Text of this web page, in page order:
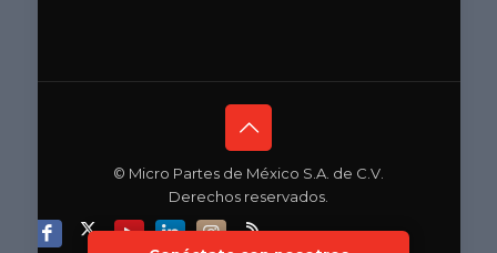
© Micro Partes de México S.A. de C.V.
Derechos reservados.